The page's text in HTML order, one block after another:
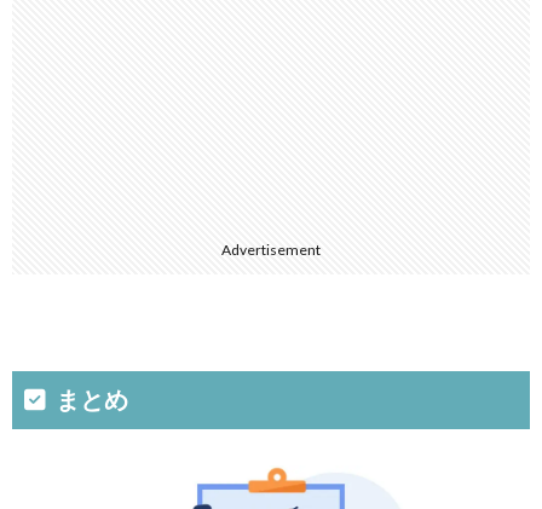
Advertisement
まとめ